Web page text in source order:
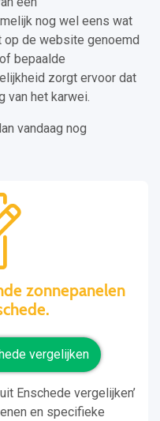
nog wel eens wat
op de website genoemd
bepaalde
zorgt ervoor dat
van het karwei.
vandaag nog
zonnepanelen
vergelijken
Enschede vergelijken’
en specifieke